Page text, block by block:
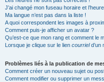
J’ai changé mon fuseau horaire et
Ma langue n’est pas dans la liste !
A quoi correspondent les images à
Comment puis-je afficher un avatar ?
Qu’est-ce que mon rang et comment le
Lorsque je clique sur le lien courrield’un
Problèmes liés à la publication de
Comment créer un nouveau sujet ou
Comment modifier ou supprimer un